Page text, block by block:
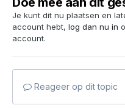
Je kunt dit nu plaatsen en
account hebt, log dan nu in
account.
Reageer op dit topic